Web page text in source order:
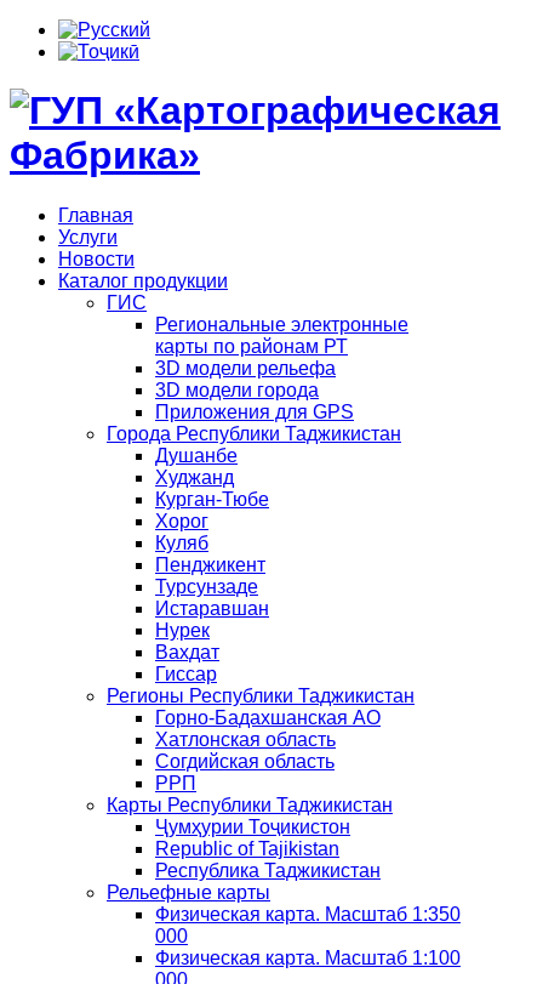
Главная
Услуги
Новости
Каталог продукции
ГИС
Региональные электронные
карты по районам РТ
3D модели рельефа
3D модели города
Приложения для GPS
Города Республики Таджикистан
Душанбе
Худжанд
Курган-Тюбе
Хорог
Куляб
Пенджикент
Турсунзаде
Истаравшан
Нурек
Вахдат
Гиссар
Регионы Республики Таджикистан
Горно-Бадахшанская АО
Хатлонская область
Согдийская область
РРП
Карты Республики Таджикистан
Ҷумҳурии Тоҷикистон
Republic of Tajikistan
Республика Таджикистан
Рельефные карты
Физическая карта. Масштаб 1:350
000
Физическая карта. Масштаб 1:100
000